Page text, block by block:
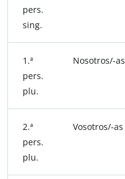
pers.
sing.
1.ª
pers.
plu.
Nosotros/-as
2.ª
pers.
plu.
Vosotros/-as